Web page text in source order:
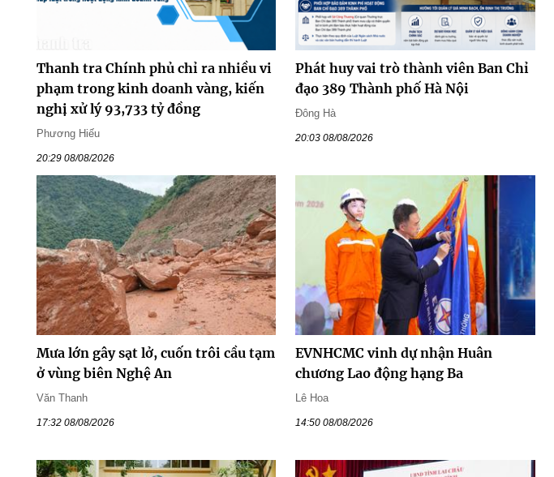
Thanh tra Chính phủ chỉ ra nhiều vi
phạm trong kinh doanh vàng, kiến
nghị xử lý 93,733 tỷ đồng
Phương Hiếu
20:29 08/08/2026
Phát huy vai trò thành viên Ban Chỉ
đạo 389 Thành phố Hà Nội
Đông Hà
20:03 08/08/2026
Mưa lớn gây sạt lở, cuốn trôi cầu tạm
ở vùng biên Nghệ An
Văn Thanh
17:32 08/08/2026
EVNHCMC vinh dự nhận Huân
chương Lao động hạng Ba
Lê Hoa
14:50 08/08/2026